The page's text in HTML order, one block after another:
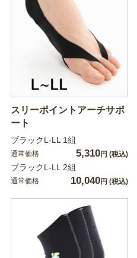
スリーポイントアーチサポ
ート
ブラックL-LL 1組
通常価格 5,310円 (税込)
ブラックL-LL 2組
通常価格 10,040円 (税込)